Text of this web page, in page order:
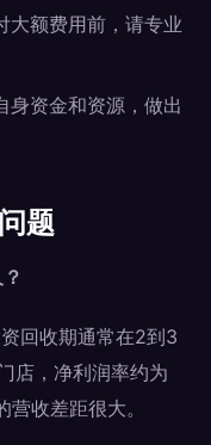
大额费用前，请专业
身资金和资源，做出
题
回收期通常在2到3
店，净利润率约为
收差距很大。